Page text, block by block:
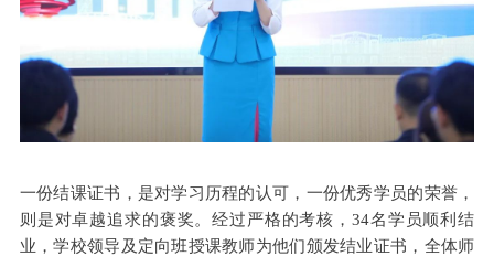
一份结课证书，是对学习历程的认可，一份优秀学员的荣誉，
则是对卓越追求的褒奖。经过严格的考核，34名学员顺利结
业，学校领导及定向班授课教师为他们颁发结业证书，全体师